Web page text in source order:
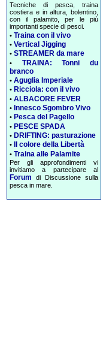
Tecniche di pesca, traina
costiera e in altura, bolentino,
con il palamito, per le più
importanti specie di pesci.
• Traina con il vivo
• Vertical Jigging
• STREAMER da mare
• TRAINA: Tonni du
branco
• Aguglia Imperiale
• Ricciola: con il vivo
• ALBACORE FEVER
• Innesco Sgombro Vivo
• Pesca del Pagello
• PESCE SPADA
• DRIFTING: pasturazione
• Il colore della Libertà
• Traina alle Palamite
Per gli approfondimenti vi
invitiamo a partecipare al
Forum di Discussione sulla
pesca in mare.